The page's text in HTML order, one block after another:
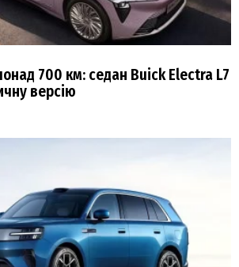
700 км: седан Buick Electra L7
версію